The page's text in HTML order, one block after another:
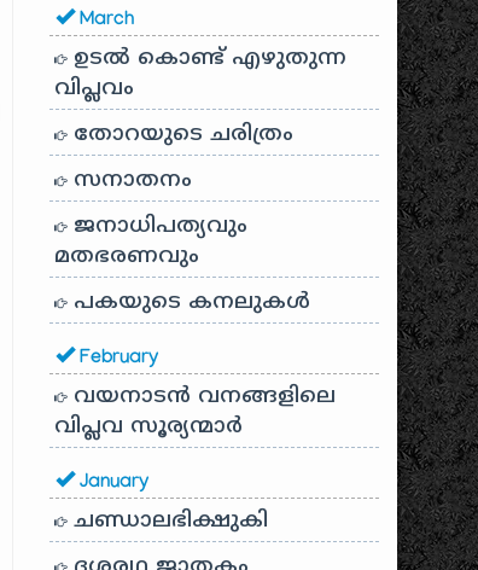
March
ഉടൽ കൊണ്ട് എഴുതുന്ന
വിപ്ലവം
തോറയുടെ ചരിത്രം
സനാതനം
ജനാധിപത്യവും
മതഭരണവും
പകയുടെ കനലുകൾ
February
വയനാടൻ വനങ്ങളിലെ
വിപ്ലവ സൂര്യന്മാർ
January
ചണ്ഡാലഭിക്ഷുകി